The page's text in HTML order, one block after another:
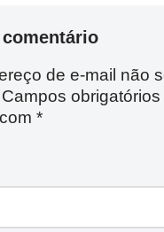
de e-mail não
Campos obrigatórios
*